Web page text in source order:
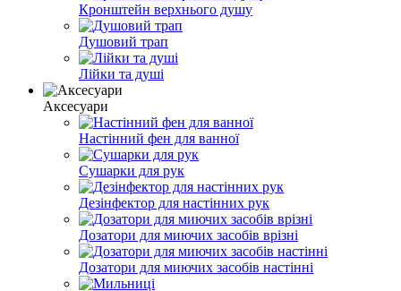
Кронштейн верхнього душу
Душовий трап
Лійки та душі
Аксесуари
Настінний фен для ванної
Сушарки для рук
Дезінфектор для настінних рук
Дозатори для миючих засобів врізні
Дозатори для миючих засобів настінні